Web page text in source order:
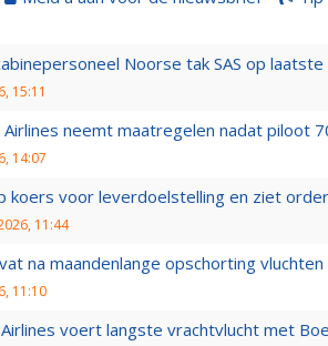
Noorse tak SAS op
15:11
Airlines neemt maatregelen nadat piloot
14:07
koers voor leverdoelstelling en ziet
11:44
na maandenlange opschorting
11:10
voert langste vrachtvlucht met